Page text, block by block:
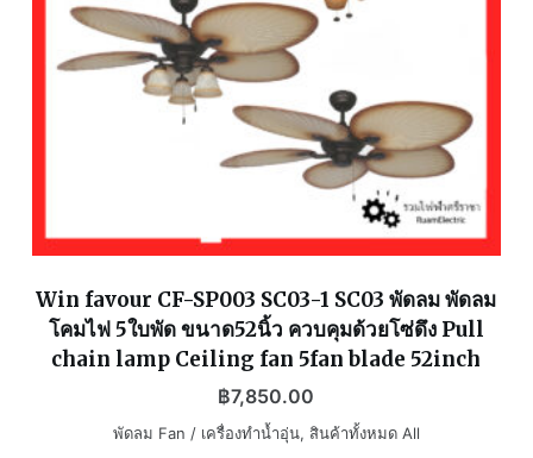
Win favour CF-SP003 SC03-1 SC03 พัดลม พัดลม
โคมไฟ 5ใบพัด ขนาด52นิ้ว ควบคุมด้วยโซ่ดึง Pull
chain lamp Ceiling fan 5fan blade 52inch
฿7,850.00
พัดลม Fan / เครื่องทำน้ำอุ่น, สินค้าทั้งหมด All